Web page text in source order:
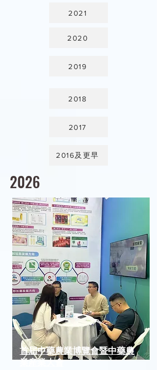
2021
2020
2019
2018
2017
2016及更早
2026
首屆中藥農業博覽會暨中藥農
業産業大會